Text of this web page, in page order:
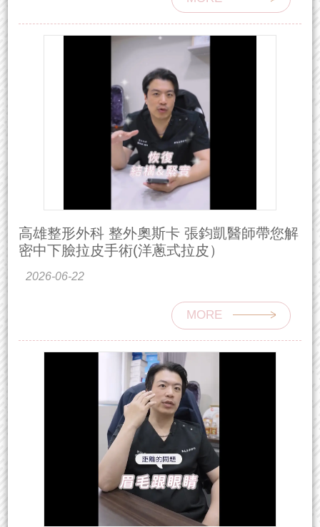
高雄整形外科 整外奧斯卡 張鈞凱醫師帶您解
密中下臉拉皮手術(洋蔥式拉皮）
2026-06-22
MORE